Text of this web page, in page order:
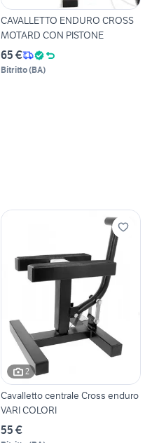
CAVALLETTO ENDURO CROSS
MOTARD CON PISTONE
65 €
Bitritto(BA)
2
Cavalletto centrale Cross enduro
VARI COLORI
55 €